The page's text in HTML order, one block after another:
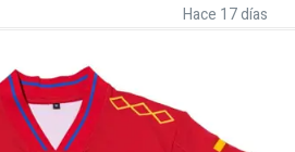
Hace 17 días